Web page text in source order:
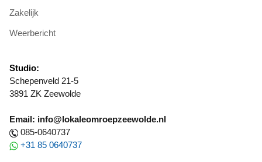
Zakelijk
Weerbericht
Studio:
Schepenveld 21-5
3891 ZK Zeewolde
Email: info@lokaleomroepzeewolde.nl
085-0640737
+31 85 0640737